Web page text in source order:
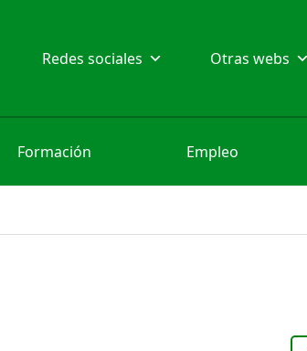
Redes sociales Otras webs
Formación Empleo